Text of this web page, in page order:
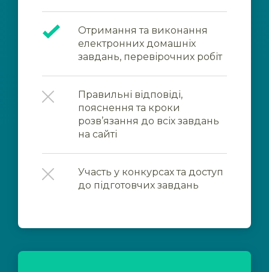
Отримання та виконання
електронних домашніх
завдань, перевірочних робіт
Правильні відповіді,
пояснення та кроки
розв’язання до всіх завдань
на сайті
Участь у конкурсах та доступ
до підготовчих завдань